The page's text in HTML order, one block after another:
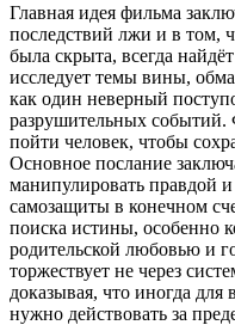
Главная идея фильма
последствий лжи и в том,
была скрыта, всегда
исследует темы вины,
как один неверный
разрушительных событий.
пойти человек, чтобы
Основное послание
манипулировать правдой
самозащиты в конечном
поиска истины, особенно
родительской любовью и
торжествует не через
доказывая, что иногда для
нужно действовать за